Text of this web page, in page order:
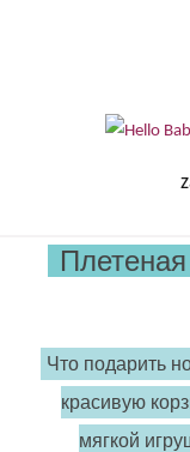
Что подарить
красивую
мягкой